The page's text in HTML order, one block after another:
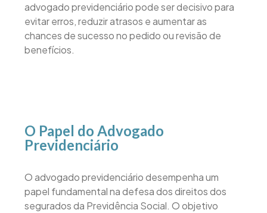
advogado previdenciário pode ser decisivo para
evitar erros, reduzir atrasos e aumentar as
chances de sucesso no pedido ou revisão de
benefícios.
O Papel do Advogado
Previdenciário
O advogado previdenciário desempenha um
papel fundamental na defesa dos direitos dos
segurados da Previdência Social. O objetivo